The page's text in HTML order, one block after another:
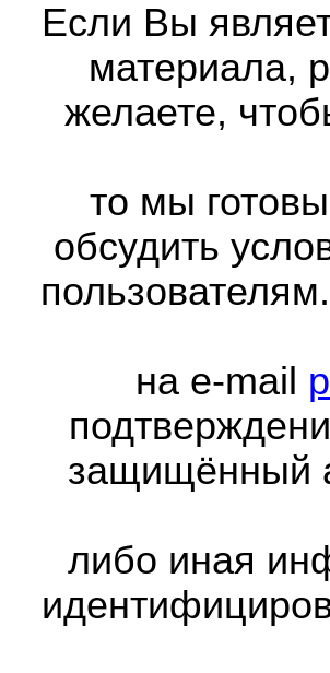
Если Вы
материала,
желаете,
то мы
обсудить
на e-mail
защищённый
либо иная